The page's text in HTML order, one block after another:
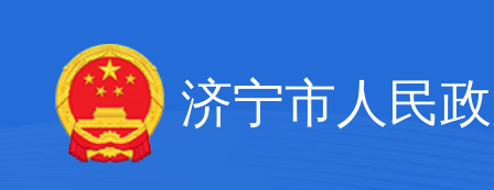
济宁市人民